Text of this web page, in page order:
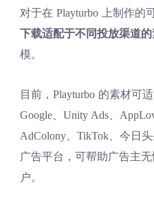
对于在 Playturbo 上制作的
下载适配于不同投放渠道
模。
目前，Playturbo 的素材可适
Google、Unity Ads、
AdColony、TikTok、今日
广告平台，可帮助广告主
户。